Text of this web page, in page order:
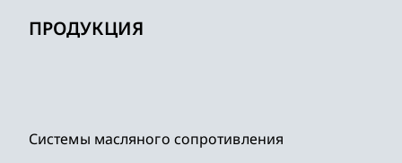
ПРОДУКЦИЯ
Системы масляного сопротивления